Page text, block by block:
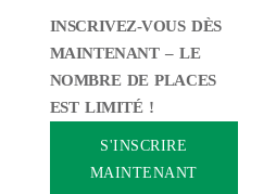
INSCRIVEZ-VOUS DÈS
MAINTENANT – LE
NOMBRE DE PLACES
EST LIMITÉ !
S'INSCRIRE
MAINTENANT